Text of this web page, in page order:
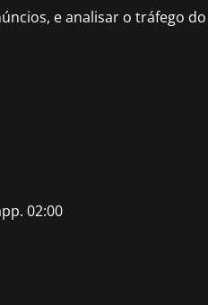
e analisar o tráfego
02:00